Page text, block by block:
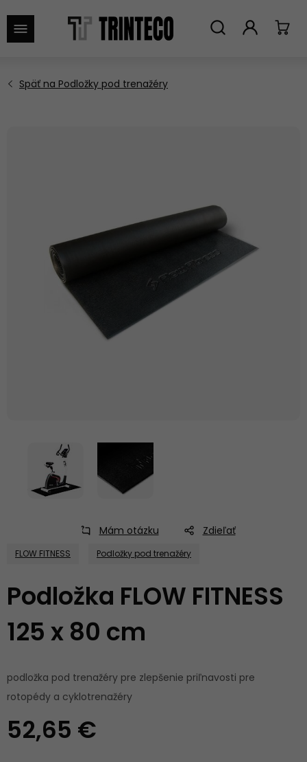
VYHĽADAŤ
Mám otázku Zdieľať
FLOW FITNESS Podložky pod trenažéry
Podložka FLOW FITNESS
125 x 80 cm
podložka pod trenažéry pre zlepšenie priľnavosti pre
rotopédy a cyklotrenažéry
52,65 €